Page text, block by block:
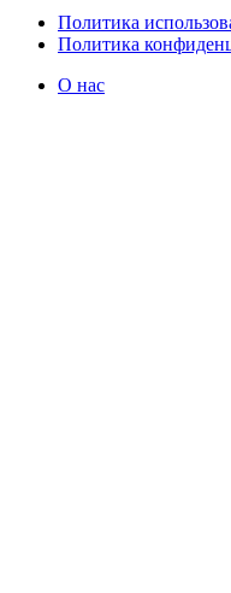
Политика
Политика
О нас